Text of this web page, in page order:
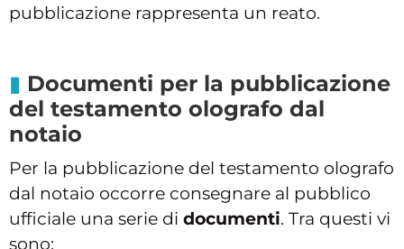
pubblicazione rappresenta un reato.
Documenti per la pubblicazione
del testamento olografo dal
notaio
Per la pubblicazione del testamento olografo
dal notaio occorre consegnare al pubblico
ufficiale una serie di documenti. Tra questi vi
sono: